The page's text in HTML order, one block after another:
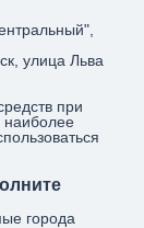
улица Льва
при
наиболее
города